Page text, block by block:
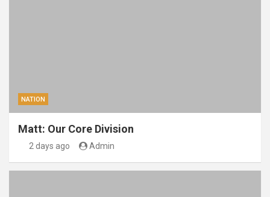
NATION
Matt: Our Core Division
2 days ago Admin